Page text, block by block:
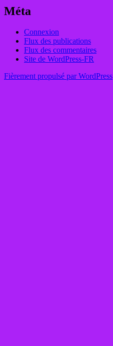
Méta
Connexion
Flux des publications
Flux des commentaires
Site de WordPress-FR
Fièrement propulsé par WordPress